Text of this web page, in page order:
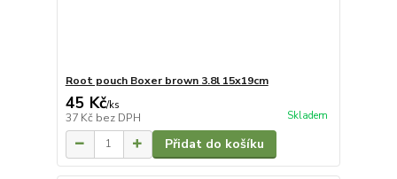
Root pouch Boxer brown 3.8l 15x19cm
45 Kč/ks
37 Kč bez DPH Skladem
Přidat do košíku